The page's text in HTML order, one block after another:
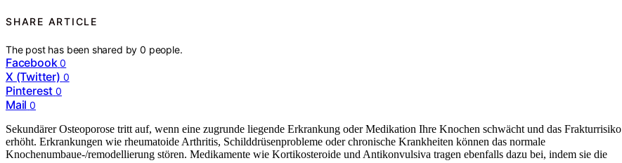
SHARE ARTICLE
The post has been shared by0 people.
Facebook 0
X (Twitter) 0
Pinterest 0
Mail 0
Sekundärer Osteoporose tritt auf, wenn eine zugrunde liegende Erkrankung oder Medikation Ihre Knochen schwächt und das Frakturrisiko
erhöht. Erkrankungen wie rheumatoide Arthritis, Schilddrüsenprobleme oder chronische Krankheiten können das normale
Knochenumbaue-/remodellierung stören. Medikamente wie Kortikosteroide und Antikonvulsiva tragen ebenfalls dazu bei, indem sie die